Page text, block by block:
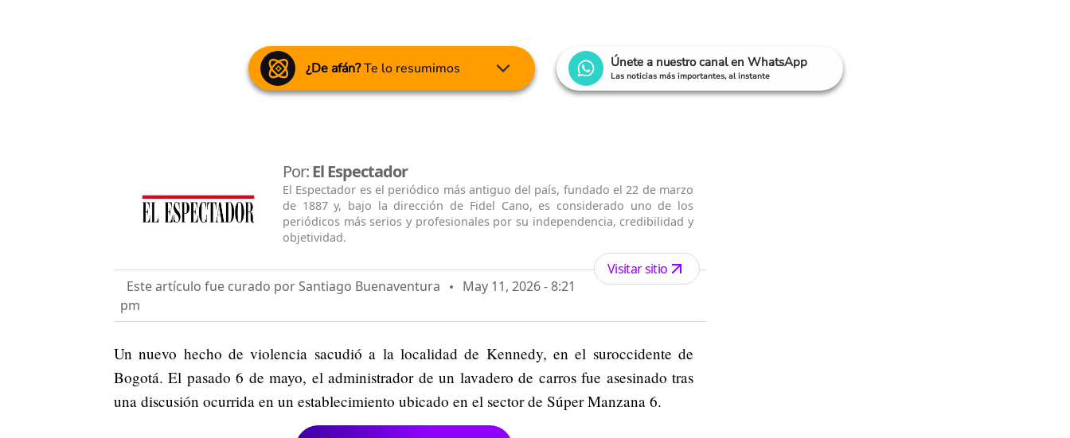
¿De afán?Te lo resumimos Únete a nuestro canal en WhatsApp
Las noticias más importantes, al instante
Por:El Espectador
El Espectador es el periódico más antiguo del país, fundado el 22 de marzo
de 1887 y, bajo la dirección de Fidel Cano, es considerado uno de los
periódicos más serios y profesionales por su independencia, credibilidad y
objetividad.
Este artículo fue curado por Santiago Buenaventura
May 11, 2026 - 8:21
pm
Visitar sitio
Un nuevo hecho de violencia sacudió a la localidad de Kennedy, en el suroccidente de
Bogotá. El pasado 6 de mayo, el administrador de un lavadero de carros fue asesinado tras
una discusión ocurrida en un establecimiento ubicado en el sector de Súper Manzana 6.